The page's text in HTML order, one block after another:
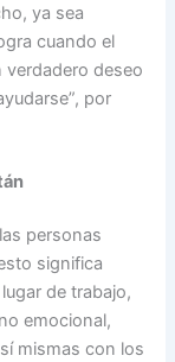
ya sea
cuando el
deseo
por
personas
significa
de trabajo,
emocional,
mismas con los